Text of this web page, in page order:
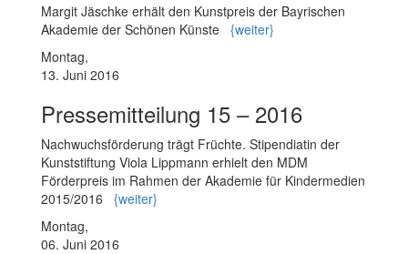
Margit Jäschke erhält den Kunstpreis der Bayrischen
Akademie der Schönen Künste {weiter}
Montag,
13. Juni 2016
Pressemitteilung 15 – 2016
Nachwuchsförderung trägt Früchte. Stipendiatin der
Kunststiftung Viola Lippmann erhielt den MDM
Förderpreis im Rahmen der Akademie für Kindermedien
2015/2016 {weiter}
Montag,
06. Juni 2016